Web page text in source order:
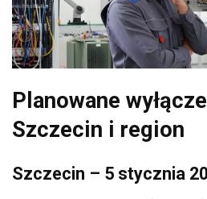
Planowane
Szczecin i region
Szczecin – 5 stycznia